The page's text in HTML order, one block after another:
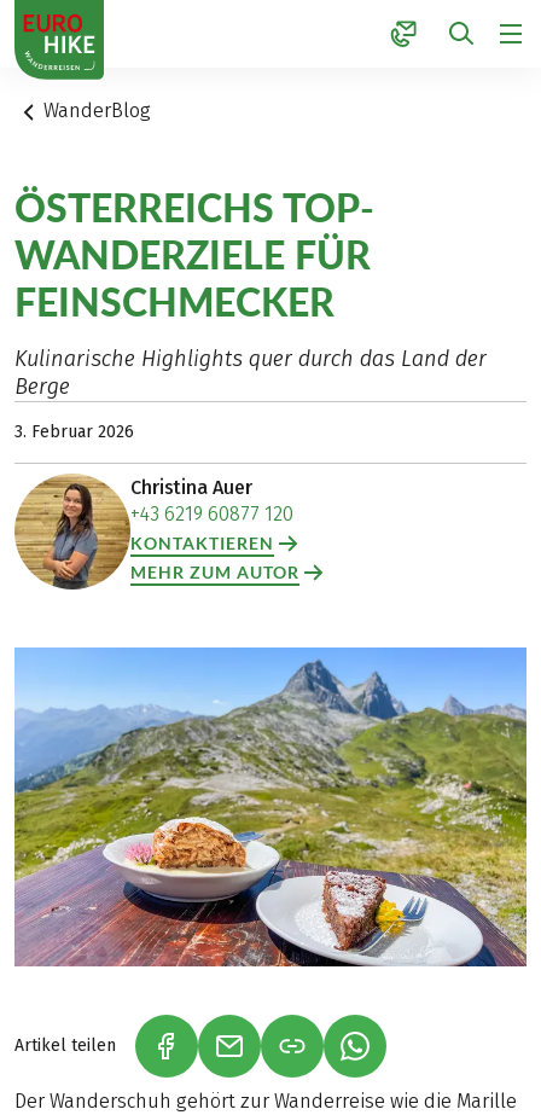
1
WanderBlog
ÖSTERREICHS TOP-
WANDERZIELE FÜR
FEINSCHMECKER
Kulinarische Highlights quer durch das Land der
Berge
3. Februar 2026
Christina Auer
+43 6219 60877 120
KONTAKTIEREN
MEHR ZUM AUTOR
Artikel teilen (LINK ÖFFNET IN NEUEM TAB)
(LINK ÖFFNET IN NEUEM TAB)
(LINK ÖFFNET IN
Der Wanderschuh gehört zur Wanderreise wie die Marille